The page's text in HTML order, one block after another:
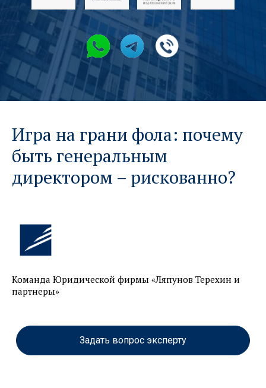
Игра на грани фола: почему
быть генеральным
директором – рискованно?
Команда Юридической фирмы «Ляпунов Терехин и
партнеры»
Задать вопрос эксперту